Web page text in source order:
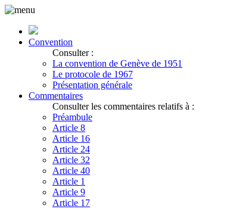
Convention
Consulter :
La convention de Genève de 1951
Le protocole de 1967
Présentation générale
Commentaires
Consulter les commentaires relatifs à :
Préambule
Article 8
Article 16
Article 24
Article 32
Article 40
Article 1
Article 9
Article 17